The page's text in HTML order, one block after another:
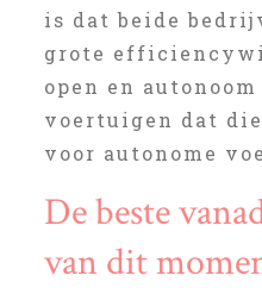
is dat beide
grote
open en
voertuigen dat
voor autonome
De beste
van dit